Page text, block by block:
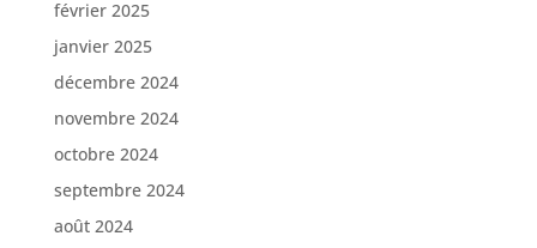
février 2025
janvier 2025
décembre 2024
novembre 2024
octobre 2024
septembre 2024
août 2024